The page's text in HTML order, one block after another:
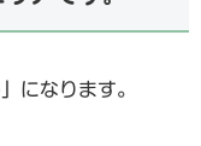
になります。